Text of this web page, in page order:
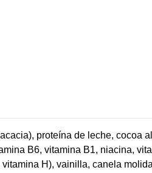
proteína de leche, cocoa
B6, vitamina B1, niacina,
H), vainilla, canela